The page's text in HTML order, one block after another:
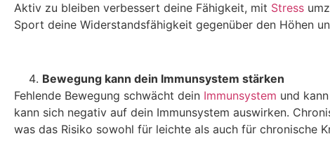
Aktiv zu bleiben verbessert deine Fähigkeit, mit Stress
Sport deine Widerstandsfähigkeit gegenüber den Höhen
Bewegung kann dein Immunsystem stärken
Fehlende Bewegung schwächt dein Immunsystem und
kann sich negativ auf dein Immunsystem auswirken.
was das Risiko sowohl für leichte als auch für chronische